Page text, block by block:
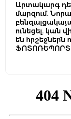
Արտակարգ
մարզում.
ունեցել. կան
են հրշեջներն